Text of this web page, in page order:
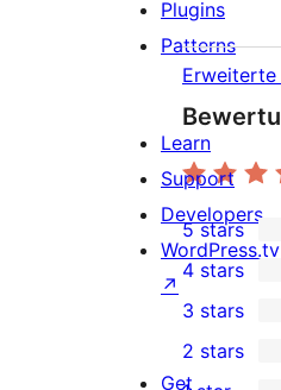
Erweiterte
4
5-
star
reviews
5 stars
4-
star
4 stars
0
3-
3 stars
2 stars
Plugins
Patterns
Learn
Support
Developers
WordPress.tv
↗
Get